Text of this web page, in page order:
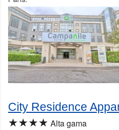
City Residence
★★★★ Alta gama